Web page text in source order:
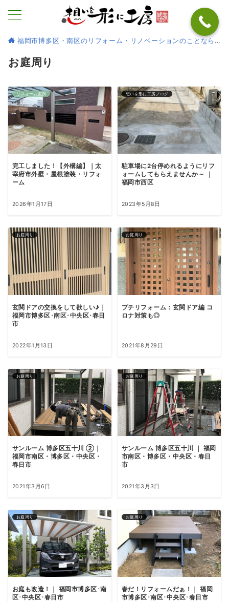
福岡市博多区・南区のリフォーム・リノベーションのことなら
お庭周り
リフォーム実例
完工しました！【外構編】｜太
宰府市外壁・屋根塗装・リフォ
ーム
2026年1月17日
想いを形に工房ブログ
駐車場に2台停めれるようにリフ
ォームしてもらえませんか～ ｜
福岡市西区
2023年5月8日
お庭周り
玄関ドアの交換をして欲しい♪｜
福岡市博多区･南区･中央区･春日
市
2022年1月13日
お庭周り
プチリフォーム：玄関ドア編 コ
ロナ対策も◎
2021年8月29日
お庭周り
サンルーム 博多区五十川 ②｜
福岡市南区・博多区・中央区・
春日市
2021年3月6日
お庭周り
サンルーム 博多区五十川 ｜ 福岡
市南区・博多区・中央区・春日
市
2021年3月3日
お庭周り
お庭も改造！｜ 福岡市博多区･南
区･中央区･春日市
お庭周り
春だ！リフォームだぁ！｜ 福岡
市博多区･南区･中央区･春日市